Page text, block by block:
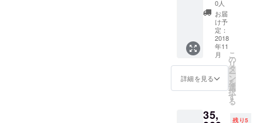
Shinob
u ◎生
まれ 昭
和47年4
月 ◎住
みか 山
口県下
1972年
山口県
生ま
れ。 現
りあげ
られ
る。
「人
間、誰
もが心
の中に
るもの
です。
心の弱
【関門
キャン
ドル
nightも
同時開
催】 幻
想的な
更に楽
しめま
後、事
和47年4
月 ◎住
みか 山
口県下
関在住
1972年
山口県
防府市
生ま
の功山
でOK ヘ
アメイ
クも付
いてい
るの
で、あ
なたを
綺麗に
変身さ
アにつ
撮影 可
愛い振
袖をレ
ンタ
ル。着
付はも
ちろ
ん！草
履もつ
いたフ
トレン
0人
お届
け予
定：
2018
年11
月
詳細を見る
こ
の
リ
タ
ー
ン
を
選
択
す
る
35, 残り5